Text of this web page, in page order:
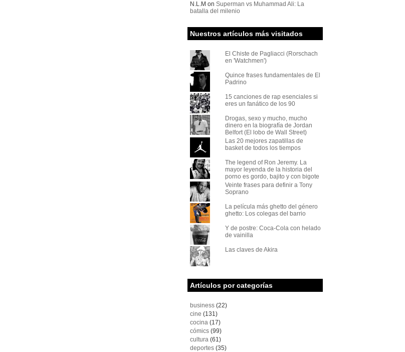
N.L.M on Superman vs Muhammad Ali: La
batalla del milenio
Nuestros artículos más visitados
El Chiste de Pagliacci (Rorschach
en 'Watchmen')
Quince frases fundamentales de El
Padrino
15 canciones de rap esenciales si
eres un fanático de los 90
Drogas, sexo y mucho, mucho
dinero en la biografía de Jordan
Belfort (El lobo de Wall Street)
Las 20 mejores zapatillas de
basket de todos los tiempos
The legend of Ron Jeremy. La
mayor leyenda de la historia del
porno es gordo, bajito y con bigote
Veinte frases para definir a Tony
Soprano
La película más ghetto del género
ghetto: Los colegas del barrio
Y de postre: Coca-Cola con helado
de vainilla
Las claves de Akira
Artículos por categorías
business(22)
cine (131)
cocina(17)
cómics(99)
cultura(61)
deportes(35)